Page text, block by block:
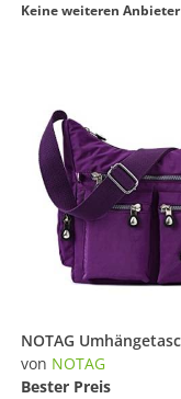
Keine weiteren Anbieter
von NOTAG
Bester Preis